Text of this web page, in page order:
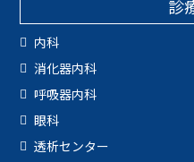
診
内科
消化器内科
呼吸器内科
眼科
透析センター